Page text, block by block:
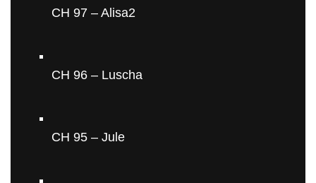
CH 97 – Alisa2
CH 96 – Luscha
CH 95 – Jule